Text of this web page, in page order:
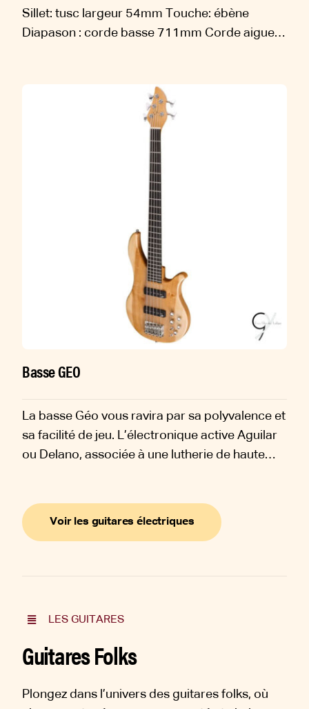
Sillet: tusc largeur 54mm Touche: ébène
Diapason : corde basse 711mm Corde aigue
vernis corps nitrocellulosique vernis manche
Basse GEO
La basse Géo vous ravira par sa polyvalence et
sa facilité de jeu. L’électronique active Aguilar
ou Delano, associée à une lutherie de haute
vernis polyuréthane fin, impactant le moins
possible la sonorité.
Voir les guitares électriques
LES GUITARES
Guitares Folks
Plongez dans l’univers des guitares folks, où